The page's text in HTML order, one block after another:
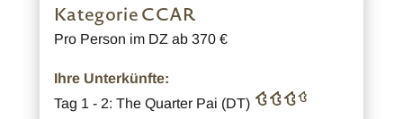
Kategorie CCAR
Pro Person im DZ ab 370 €
Ihre Unterkünfte:
Tag 1 - 2: The Quarter Pai (DT)